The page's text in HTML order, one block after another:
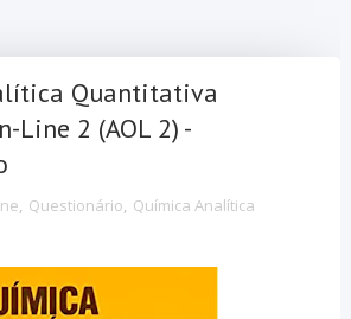
Quantitativa
Line 2 (AOL 2) -
, Questionário, Química Analítica